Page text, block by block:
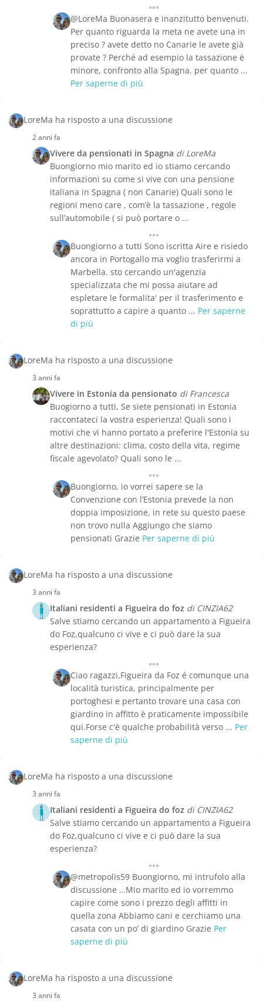
@LoreMa Buonasera e inanzitutto benvenuti.
Per quanto riguarda la meta ne avete una in
preciso ? avete detto no Canarie le avete già
provate ? Perché ad esempio la tassazione è
minore, confronto alla Spagna. per quanto ...
Per saperne di più
LoreMa ha risposto a una discussione
2 anni fa
Vivere da pensionati in Spagna di LoreMa
Buongiorno mio marito ed io stiamo cercando
informazioni su come si vive con una pensione
italiana in Spagna ( non Canarie) Quali sono le
regioni meno care , com’è la tassazione , regole
sull’automobile ( si può portare o ...
Buongiorno a tutti Sono iscritta Aire e risiedo
ancora in Portogallo ma voglio trasferirmi a
Marbella. sto cercando un'agenzia
specializzata che mi possa aiutare ad
espletare le formalita' per il trasferimento e
soprattutto a capire a quanto ... Per saperne
di più
LoreMa ha risposto a una discussione
3 anni fa
Vivere in Estonia da pensionato di Francesca
Buogiorno a tutti, Se siete pensionati in Estonia
raccontateci la vostra esperienza! Quali sono i
motivi che vi hanno portato a preferire l'Estonia su
altre destinazioni: clima, costo della vita, regime
fiscale agevolato? Quali sono le ...
Buongiorno, io vorrei sapere se la
Convenzione con l’Estonia prevede la non
doppia imposizione, in rete su questo paese
non trovo nulla Aggiungo che siamo
pensionati Grazie Per saperne di più
LoreMa ha risposto a una discussione
3 anni fa
Italiani residenti a Figueira do foz di CINZIA62
Salve stiamo cercando un appartamento a Figueira
do Foz,qualcuno ci vive e ci può dare la sua
esperienza?
Ciao ragazzi,Figueira da Foz é comunque una
località turistica, principalmente per
portoghesi e pertanto trovare una casa con
giardino in affitto è praticamente impossibile
qui.Forse c'è qualche probabilità verso ... Per
saperne di più
LoreMa ha risposto a una discussione
3 anni fa
Italiani residenti a Figueira do foz di CINZIA62
Salve stiamo cercando un appartamento a Figueira
do Foz,qualcuno ci vive e ci può dare la sua
esperienza?
@metropolis59 Buongiorno, mi intrufolo alla
discussione …Mio marito ed io vorremmo
capire come sono i prezzo degli affitti in
quella zona Abbiamo cani e cerchiamo una
casata con un po’ di giardino Grazie Per
saperne di più
LoreMa ha risposto a una discussione
3 anni fa